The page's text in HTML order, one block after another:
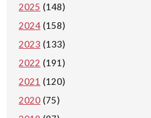
2025 (148)
2024 (158)
2023 (133)
2022 (191)
2021 (120)
2020 (75)